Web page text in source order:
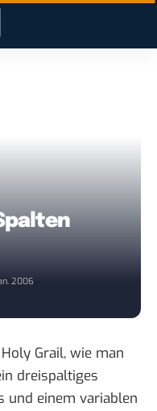
2006
Grail, wie man
dreispaltiges
und einem variablen